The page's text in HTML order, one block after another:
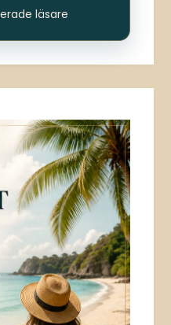
läsare